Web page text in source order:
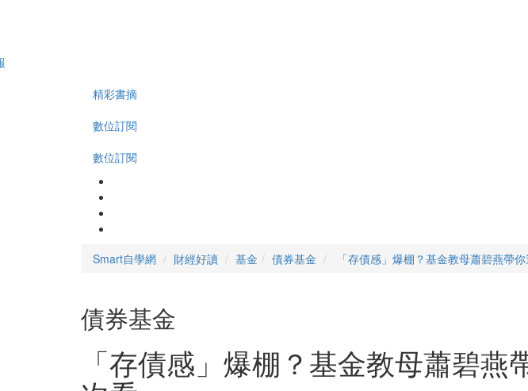
精彩書摘
數位訂閱
數位訂閱
Smart自學網 財經好讀 基金 債券基金 「存債感」爆棚？基金教母蕭碧燕帶
債券基金
「存債感」爆棚？基金教母蕭碧